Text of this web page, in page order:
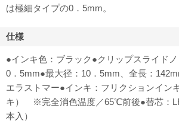
は極細タイプの0．5mm。
仕様
●インキ色：ブラック●クリップスライドノ
0．5mm●最大径：10．5mm、全長：
エラストマー●インキ：フリクションイン
キ） ※完全消色温度／65℃前後●替芯：
本入）